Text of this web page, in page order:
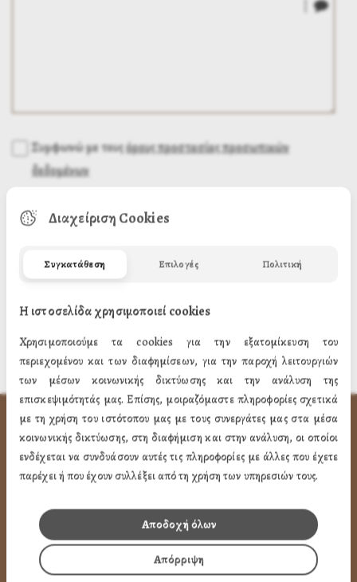
Συμφωνώ με τουςόρους προστασίας προσωπικών
δεδομένων
ΧΡΗΣΙΜA LINK
Προφίλ
Επικοινωνία
ΌΡΟΙ ΧΡΉΣΗΣ
Διαχείριση Cookies
Συγκατάθεση Επιλογές Πολιτική
Η ιστοσελίδα χρησιμοποιεί cookies
Χρησιμοποιούμε τα cookies για την εξατομίκευση του
περιεχομένου και των διαφημίσεων, για την παροχή λειτουργιών
των μέσων κοινωνικής δικτύωσης και την ανάλυση της
επισκεψιμότητάς μας. Επίσης, μοιραζόμαστε πληροφορίες σχετικά
με τη χρήση του ιστότοπου μας με τους συνεργάτες μας στα μέσα
κοινωνικής δικτύωσης, στη διαφήμιση και στην ανάλυση, οι οποίοι
ενδέχεται να συνδυάσουν αυτές τις πληροφορίες με άλλες που έχετε
παρέχει ή που έχουν συλλέξει από τη χρήση των υπηρεσιών τους.
Απόρριψη
Αποδοχή όλων